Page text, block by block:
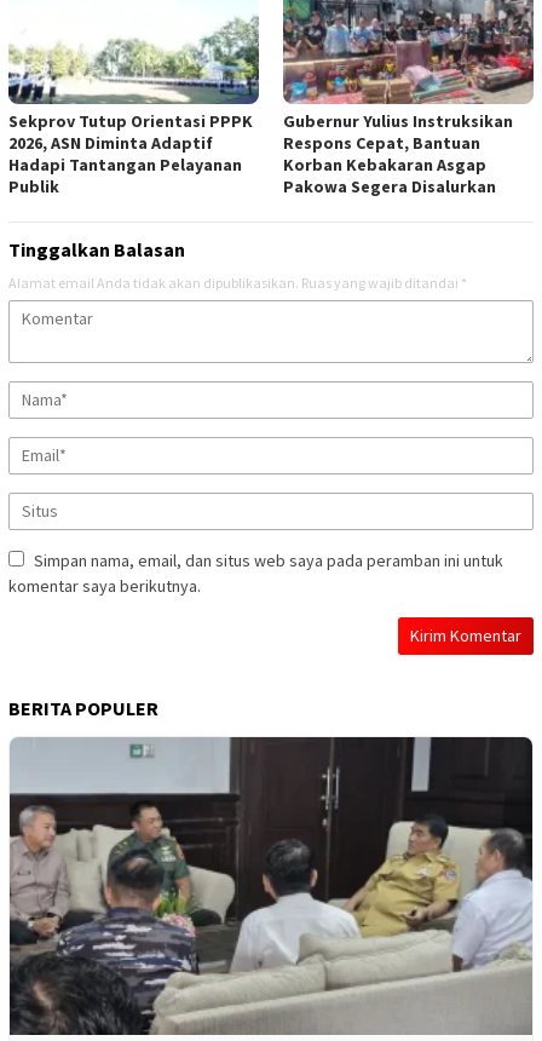
Sekprov Tutup Orientasi PPPK
2026, ASN Diminta Adaptif
Hadapi Tantangan Pelayanan
Publik
Gubernur Yulius Instruksikan
Respons Cepat, Bantuan
Korban Kebakaran Asgap
Pakowa Segera Disalurkan
Tinggalkan Balasan
Alamat email Anda tidak akan dipublikasikan. Ruas yang wajib ditandai *
Simpan nama, email, dan situs web saya pada peramban ini untuk
komentar saya berikutnya.
BERITA POPULER